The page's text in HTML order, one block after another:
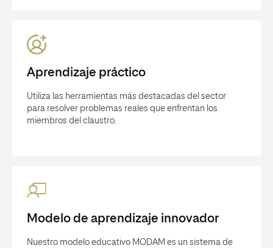
Aprendizaje práctico
Utiliza las herramientas más destacadas del sector
para resolver problemas reales que enfrentan los
miembros del claustro.
Modelo de aprendizaje innovador
Nuestro modelo educativo MODAM es un sistema de